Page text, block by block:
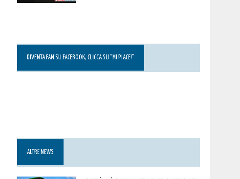
DIVENTA FAN SU FACEBOOK, CLICCA SU “MI PIACE!”
ALTRE NEWS